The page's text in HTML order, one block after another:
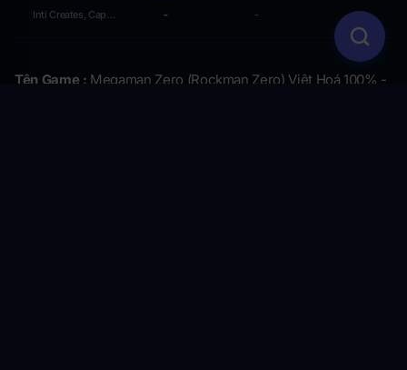
Inti Creates, Capcom - - -
Tên Game : Megaman Zero (Rockman Zero) Việt Hoá 100% -